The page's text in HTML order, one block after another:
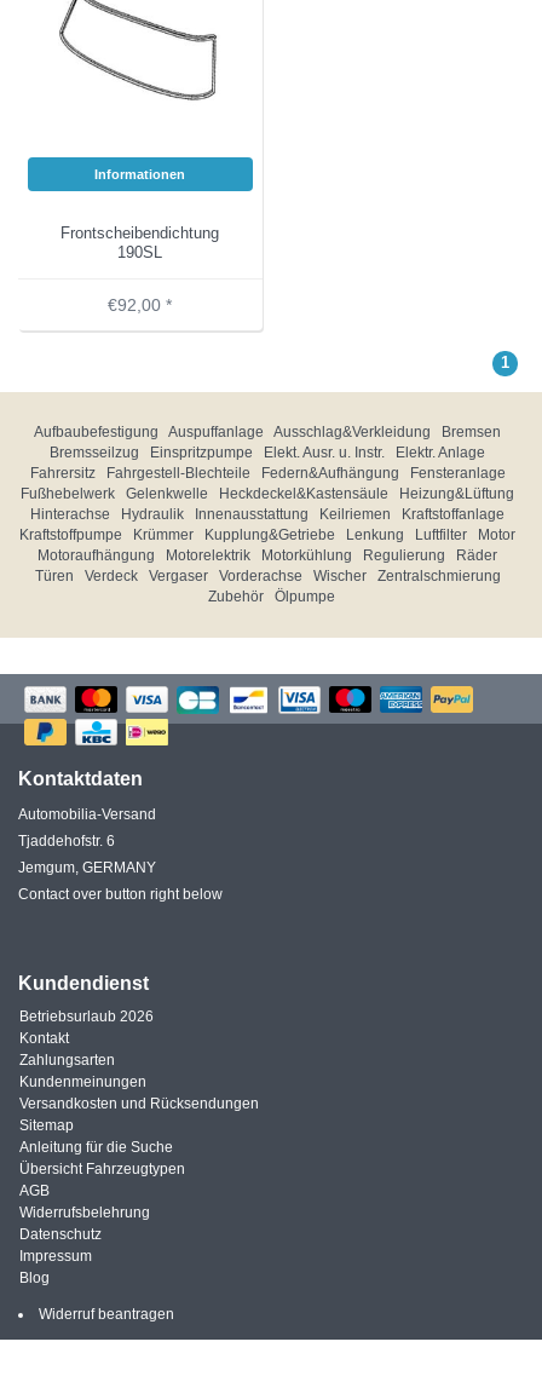
Informationen
Frontscheibendichtung
190SL
€92,00 *
1
Aufbaubefestigung Auspuffanlage Ausschlag&Verkleidung
Bremsen
Bremsseilzug
Einspritzpumpe Elekt. Ausr. u. Instr.
Elektr. Anlage
Fahrersitz
Fahrgestell-Blechteile Federn&Aufhängung
Fensteranlage
Fußhebelwerk
Gelenkwelle Heckdeckel&Kastensäule
Heizung&Lüftung
Hinterachse
Hydraulik Innenausstattung Keilriemen
Kraftstoffanlage
Kraftstoffpumpe
Krümmer Kupplung&Getriebe Lenkung Luftfilter
Motor
Motoraufhängung
Motorelektrik Motorkühlung Regulierung
Räder
Türen
Verdeck Vergaser Vorderachse Wischer
Zentralschmierung
Zubehör
Ölpumpe
Kontaktdaten
Automobilia-Versand
Tjaddehofstr. 6
Jemgum, GERMANY
Contact over button right below
Kundendienst
Betriebsurlaub 2026
Kontakt
Zahlungsarten
Kundenmeinungen
Versandkosten und Rücksendungen
Sitemap
Anleitung für die Suche
Übersicht Fahrzeugtypen
AGB
Widerrufsbelehrung
Datenschutz
Impressum
Blog
Widerruf beantragen